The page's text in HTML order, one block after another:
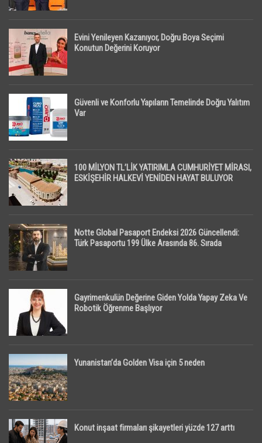
Evini Yenileyen Kazanıyor, Doğru Boya Seçimi
Konutun Değerini Koruyor
Güvenli ve Konforlu Yapıların Temelinde Doğru Yalıtım
Var
100 MİLYON TL’LİK YATIRIMLA CUMHURİYET MİRASI,
ESKİŞEHİR HALKEVİ YENİDEN HAYAT BULUYOR
Notte Global Pasaport Endeksi 2026 Güncellendi:
Türk Pasaportu 199 Ülke Arasında 86. Sırada
Gayrimenkulün Değerine Giden Yolda Yapay Zeka Ve
Robotik Öğrenme Başlıyor
Yunanistan’da Golden Visa için 5 neden
Konut inşaat firmaları şikayetleri yüzde 127 arttı